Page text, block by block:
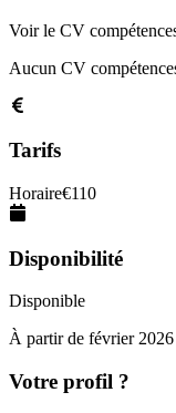
Voir le CV
Aucun CV
Tarifs
Horaire€110
Disponibilité
Disponible
À partir de février 2026
Votre profil ?